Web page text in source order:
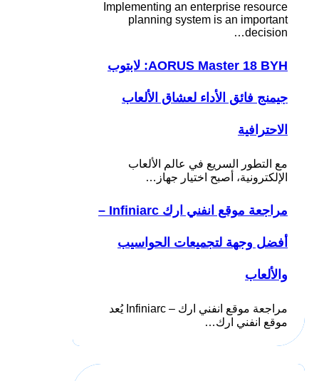
Implementing an enterprise resource
planning system is an important
decision…
AORUS Master 18 BYH: لابتوب
جيمنج فائق الأداء لعشاق الألعاب
الاحترافية
مع التطور السريع في عالم الألعاب
الإلكترونية، أصبح اختيار جهاز…
مراجعة موقع انفني ارك Infiniarc –
أفضل وجهة لتجميعات الحواسيب
والألعاب
مراجعة موقع انفني ارك – Infiniarc يُعد
موقع انفني ارك…